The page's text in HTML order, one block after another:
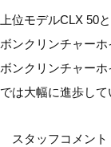
上位モデルCLX 50
ボンクリンチャー
ボンクリンチャー
では大幅に進歩して
スタッフコメン